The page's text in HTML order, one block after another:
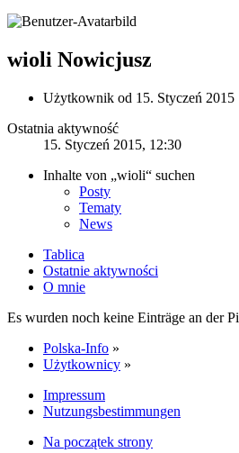
wioli Nowicjusz
Użytkownik od 15. Styczeń 2015
Ostatnia aktywność
15. Styczeń 2015, 12:30
Inhalte von „wioli“ suchen
Posty
Tematy
News
Tablica
Ostatnie aktywności
O mnie
Es wurden noch keine Einträge an der
Polska-Info »
Użytkownicy »
Impressum
Nutzungsbestimmungen
Na początek strony